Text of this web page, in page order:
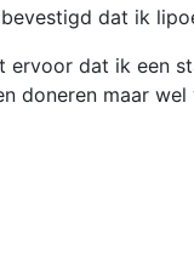
dat ik
ervoor dat ik een
doneren maar